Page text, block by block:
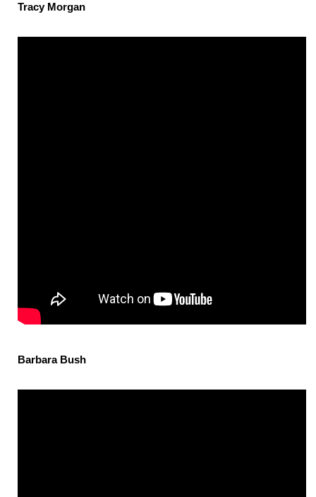
Tracy Morgan
Barbara Bush